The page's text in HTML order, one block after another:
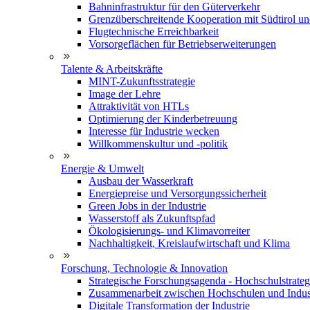
Bahninfrastruktur für den Güterverkehr
Grenzüberschreitende Kooperation mit Südtirol
Flugtechnische Erreichbarkeit
Vorsorgeflächen für Betriebserweiterungen
Talente & Arbeitskräfte
MINT-Zukunftsstrategie
Image der Lehre
Attraktivität von HTLs
Optimierung der Kinderbetreuung
Interesse für Industrie wecken
Willkommenskultur und -politik
Energie & Umwelt
Ausbau der Wasserkraft
Energiepreise und Versorgungssicherheit
Green Jobs in der Industrie
Wasserstoff als Zukunftspfad
Ökologisierungs- und Klimavorreiter
Nachhaltigkeit, Kreislaufwirtschaft und Klima
Forschung, Technologie & Innovation
Strategische Forschungsagenda -
Zusammenarbeit zwischen Hochschulen und
Digitale Transformation der Industrie